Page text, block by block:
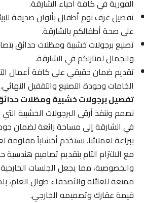
الفورية في كافة أحياء الشارقة.
تفصيل غرف نوم أطفال بألوان صديقة للبيئة
على صحة أطفالكم بالشارقة.
تصنيع برجولات خشبية ومظلات حدائق
والجمال لمنازلكم في الشارقة.
تقديم ضمان حقيقي على كافة أعمال
الخامات وجودة التصنيع والتقفيل النهائي.
تفصيل برجولات خشبية ومظلات حدائق
نصمم وننفذ أرقى البرجولات الخشبية التي
في الشارقة إلى مساحة رائعة لضمان
ببراعة لعملائنا. نستخدم أخشاباً مقاومة
مع الالتزام التام بتقديم تصاميم هندسية
والخصوصية، مما يجعل الجلسات الخارجية
ممتعة للعائلة والأصدقاء طوال العام،
قيمة عقارك وتصميمه الخارجي.